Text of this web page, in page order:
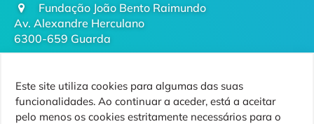
Este site utiliza cookies para algumas das suas
funcionalidades. Ao continuar a aceder, está a aceitar
pelo menos os cookies estritamente necessários para o
Fundação João Bento Raimundo
Av. Alexandre Herculano
6300-659 Guarda
271 220 410
(chamada para rede fixa nacional)